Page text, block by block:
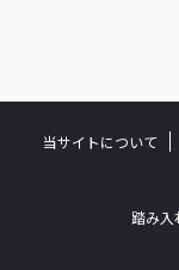
当サイトについて
踏み入